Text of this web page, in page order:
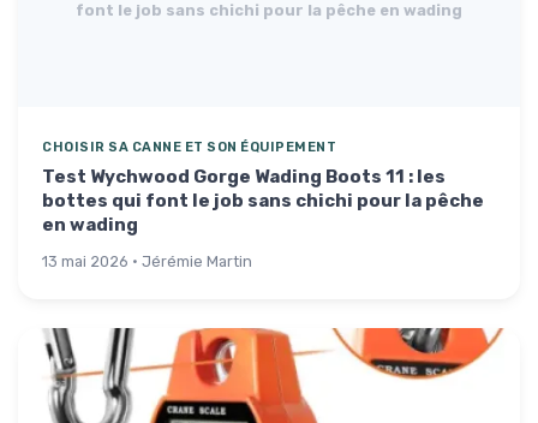
font le job sans chichi pour la pêche en wading
CHOISIR SA CANNE ET SON ÉQUIPEMENT
Test Wychwood Gorge Wading Boots 11 : les
bottes qui font le job sans chichi pour la pêche
en wading
13 mai 2026 · Jérémie Martin